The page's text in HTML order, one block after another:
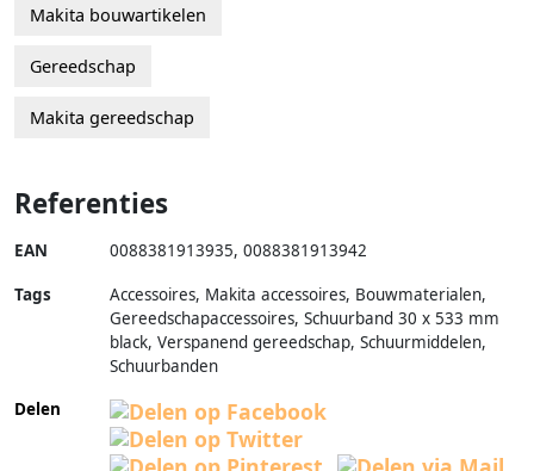
Makita bouwartikelen
Gereedschap
Makita gereedschap
Referenties
EAN 0088381913935, 0088381913942
Tags
Accessoires, Makita accessoires, Bouwmaterialen,
Gereedschapaccessoires, Schuurband 30 x 533 mm
black, Verspanend gereedschap, Schuurmiddelen,
Schuurbanden
Delen